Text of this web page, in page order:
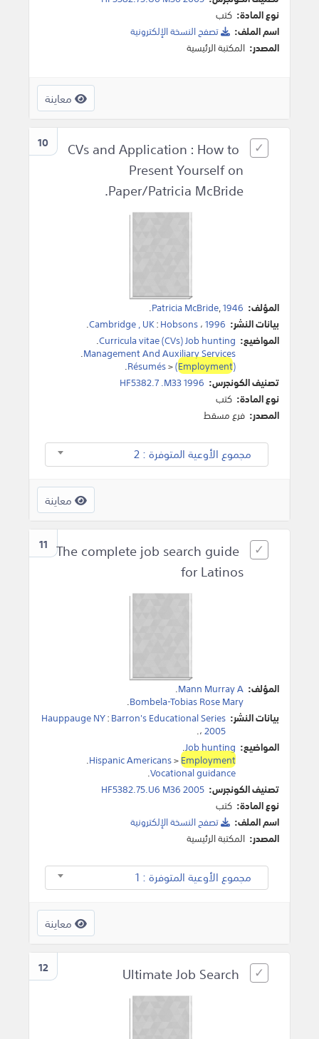
نوع المادة: كتب
اسم الملف:
تصفح النسخة اﻹلكترونية
المصدر: المكتبة الرئيسية
معاينة
10
CVs and Application : How to
Present Yourself on
Paper/Patricia McBride.
المؤلف: Patricia McBride,1946
.
بيانات النشر:
Cambridge , UK:Hobsons،1996
.
المواضيع: Curricula vitae (CVs) Job hunting
.
Management And Auxiliary Services
.
Résumés>(Employment)
.
تصنيف الكونجرس: HF5382.7 .M33 1996
نوع المادة: كتب
المصدر: فرع مسقط
مجموع الأوعية المتوفرة : 2
معاينة
11 The complete job search guide
for Latinos
المؤلف: Mann Murray A
.
Bombela-Tobias Rose Mary
.
بيانات النشر:
Hauppauge NY:Barron's Educational Series
،2005
.
المواضيع: Job hunting
.
Hispanic Americans>Employment
.
Vocational guidance
.
تصنيف الكونجرس: HF5382.75.U6 M36 2005
نوع المادة: كتب
اسم الملف:
تصفح النسخة اﻹلكترونية
المصدر: المكتبة الرئيسية
مجموع الأوعية المتوفرة : 1
معاينة
12